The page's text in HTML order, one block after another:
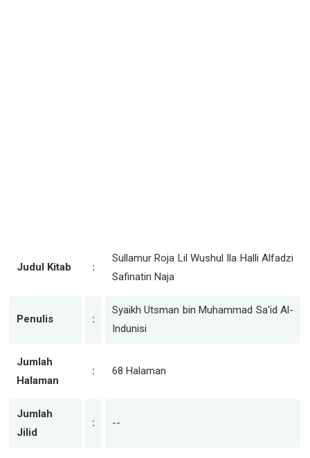
Judul Kitab :
Sullamur Roja Lil Wushul Ila Halli Alfadzi
Safinatin Naja
Penulis :
Syaikh Utsman bin Muhammad Sa'id Al-
Indunisi
Jumlah
Halaman
: 68 Halaman
Jumlah
Jilid
: --